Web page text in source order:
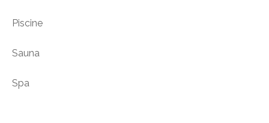
Piscine
Sauna
Spa